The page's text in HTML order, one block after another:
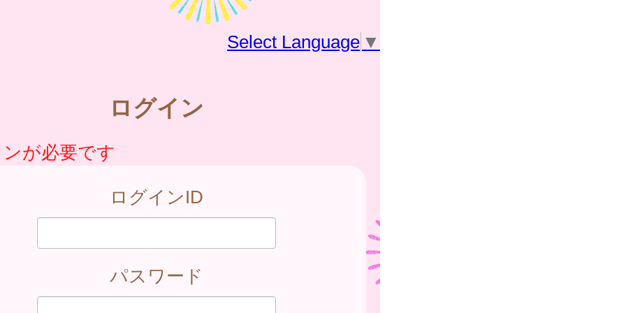
Select Language ▼
ログイン
が必要です
ログインID
パスワード